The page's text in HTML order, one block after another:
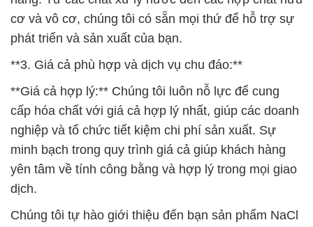
cơ và vô cơ, chúng tôi có sẵn mọi thứ để hỗ trợ sự
phát triển và sản xuất của bạn.
**3. Giá cả phù hợp và dịch vụ chu đáo:**
**Giá cả hợp lý:** Chúng tôi luôn nỗ lực để cung
cấp hóa chất với giá cả hợp lý nhất, giúp các doanh
nghiệp và tổ chức tiết kiệm chi phí sản xuất. Sự
minh bạch trong quy trình giá cả giúp khách hàng
yên tâm về tính công bằng và hợp lý trong mọi giao
dịch.
Chúng tôi tự hào giới thiệu đến bạn sản phẩm NaCl